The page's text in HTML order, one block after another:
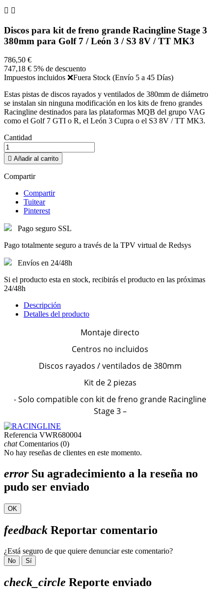
 
Discos para kit de freno grande Racingline Stage 3
380mm para Golf 7 / León 3 / S3 8V / TT MK3
786,50 €
747,18 € 5% de descuento
Impuestos incluidos ❌Fuera Stock (Envío 5 a 45 Días)
Estas pistas de discos rayados y ventilados de 380mm de diámetro
se instalan sin ninguna modificación en los kits de freno grandes
Racingline destinados para las plataformas MQB del grupo VAG
como el Golf 7 GTI o R, el León 3 Cupra o el S3 8V / TT MK3.
Cantidad
 Añadir al carrito
Compartir
Compartir
Tuitear
Pinterest
Pago seguro SSL
Pago totalmente seguro a través de la TPV virtual de Redsys
Envíos en 24/48h
Si el producto esta en stock, recibirás el producto en las próximas
24/48h
Descripción
Detalles del producto
Montaje directo
Centros no incluidos
Discos rayados / ventilados de 380mm
Kit de 2 piezas
- Solo compatible con kit de freno grande Racingline
Stage 3 –
Referencia VWR680004
chatComentarios (0)
No hay reseñas de clientes en este momento.
errorSu agradecimiento a la reseña no
pudo ser enviado
OK
feedback Reportar comentario
¿Está seguro de que quiere denunciar este comentario?
No Sí
check_circle Reporte enviado